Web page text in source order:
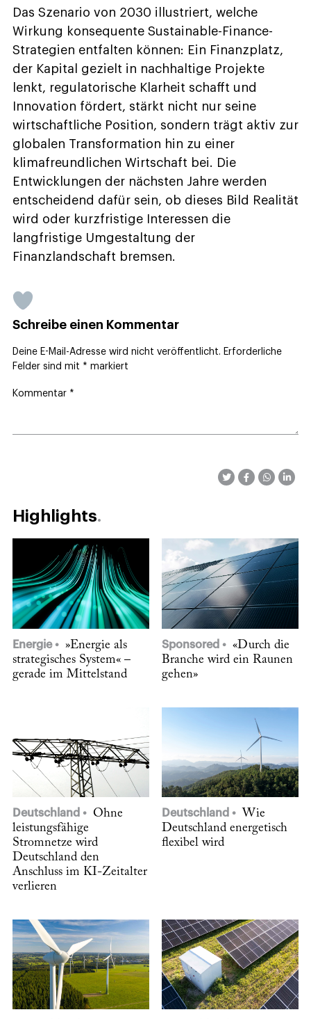
Das Szenario von 2030 illustriert, welche
Wirkung konsequente Sustainable-Finance-
Strategien entfalten können: Ein Finanzplatz,
der Kapital gezielt in nachhaltige Projekte
lenkt, regulatorische Klarheit schafft und
Innovation fördert, stärkt nicht nur seine
wirtschaftliche Position, sondern trägt aktiv zur
globalen Transformation hin zu einer
klimafreundlichen Wirtschaft bei. Die
Entwicklungen der nächsten Jahre werden
entscheidend dafür sein, ob dieses Bild Realität
wird oder kurzfristige Interessen die
langfristige Umgestaltung der
Finanzlandschaft bremsen.
Schreibe einen Kommentar
Deine E-Mail-Adresse wird nicht veröffentlicht. Erforderliche
Felder sind mit * markiert
Kommentar *
Highlights
Energie
»Energie als
strategisches System« –
gerade im Mittelstand
Sponsored
«Durch die
Branche wird ein Raunen
gehen»
Deutschland
Ohne
leistungsfähige
Stromnetze wird
Deutschland den
Anschluss im KI-Zeitalter
verlieren
Deutschland
Wie
Deutschland energetisch
flexibel wird